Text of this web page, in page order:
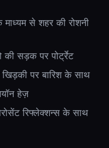
माध्यम से शहर की रोशनी
सड़क पर पोर्ट्रेट
पर बारिश के साथ
हेज़
रिफ्लेक्शन्स के साथ